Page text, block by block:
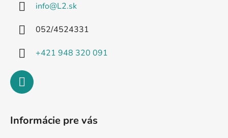
info@L2.sk
052/4524331
+421 948 320 091
Informácie pre vás